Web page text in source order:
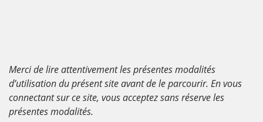
Merci de lire attentivement les présentes modalités
d’utilisation du présent site avant de le parcourir. En vous
connectant sur ce site, vous acceptez sans réserve les
présentes modalités.